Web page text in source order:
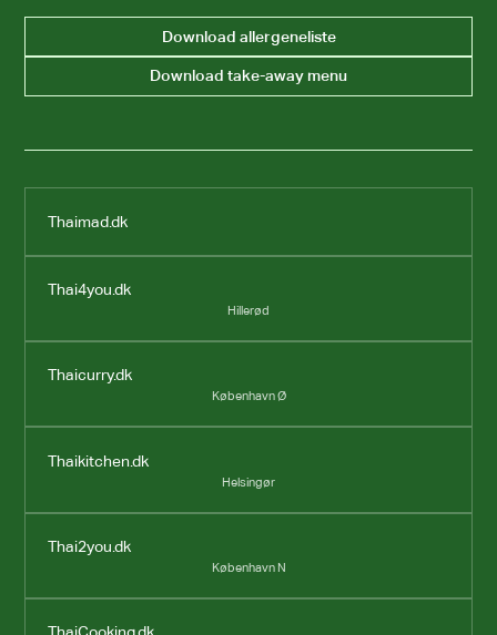
Download allergeneliste
Download take-away menu
Thaimad.dk
Thai4you.dk
Hillerød
Thaicurry.dk
København Ø
Thaikitchen.dk
Helsingør
Thai2you.dk
København N